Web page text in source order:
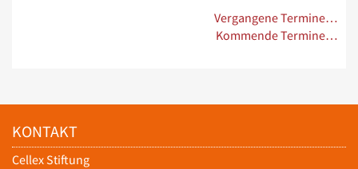
Vergangene Termine…
Kommende Termine…
KONTAKT
Cellex Stiftung